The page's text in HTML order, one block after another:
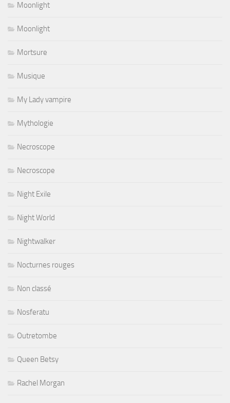
Moonlight
Moonlight
Mortsure
Musique
My Lady vampire
Mythologie
Necroscope
Necroscope
Night Exile
Night World
Nightwalker
Nocturnes rouges
Non classé
Nosferatu
Outretombe
Queen Betsy
Rachel Morgan